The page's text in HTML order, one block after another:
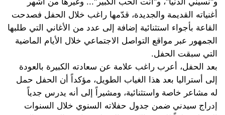
أغنياته القديمة والجديدة، قدّمها راغب خلال الحفل فصدحت
القاعة بأجواء استثنائية إضافة إلى عدد من الأغاني التي طلبها
الجمهور عبر مواقع التواصل الاجتماعي خلال الأيام الماضية
التي سبقت الحفل.
بعد الحفل، أعرب راغب علامة عن سعادته الكبيرة بالعودة
إلى أستراليا بعد هذا الغياب الطويل، مؤكداً أن الحفل حمل
له مشاعر خاصة واستثنائية، ومشيراً إلى أنه يدرس جدياً
إدراج سيدني ضمن جدول حفلاته السنوي خلال السنوات